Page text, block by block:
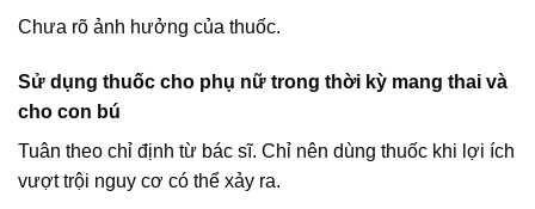
Chưa rõ ảnh hưởng của thuốc.
Sử dụng thuốc cho phụ nữ trong thời kỳ mang thai và
cho con bú
Tuân theo chỉ định từ bác sĩ. Chỉ nên dùng thuốc khi lợi ích
vượt trội nguy cơ có thể xảy ra.